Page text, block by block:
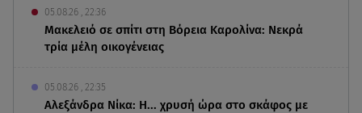
05.08.26 , 22:36
Μακελειό σε σπίτι στη Βόρεια Καρολίνα: Νεκρά
τρία μέλη οικογένειας
05.08.26 , 22:35
Αλεξάνδρα Νίκα: Η... χρυσή ώρα στο σκάφος με